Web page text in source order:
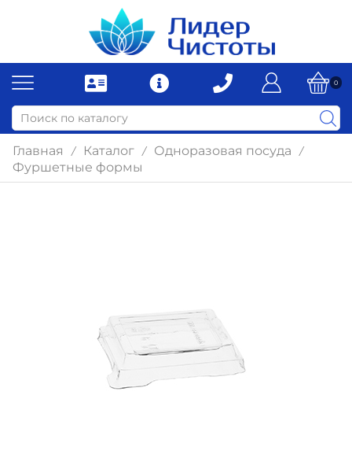
0
Главная / Каталог / Одноразовая посуда /
Фуршетные формы